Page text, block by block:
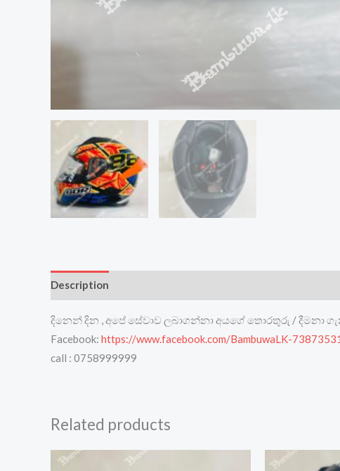
Description
දිනෙන් දින , අපේ සේවාව ලබාගන්නා අයගේ තොරතුරු / දීමනා
Facebook: https://www.facebook.com/BambuwaLK-
call : 0758999999
Related products